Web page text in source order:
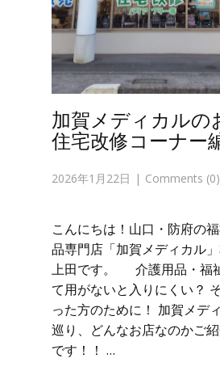
加賀メディカルの
住宅改修コーナー
2026年1月22日 Comments (0)
こんにちは！山口・防府の
品専門店「加賀メディカル
上田です。 介護用品・福
て用がないと入りにくい？
った方のために！ 加賀メデ
巡り、どんなお店なのかご
です！！ …